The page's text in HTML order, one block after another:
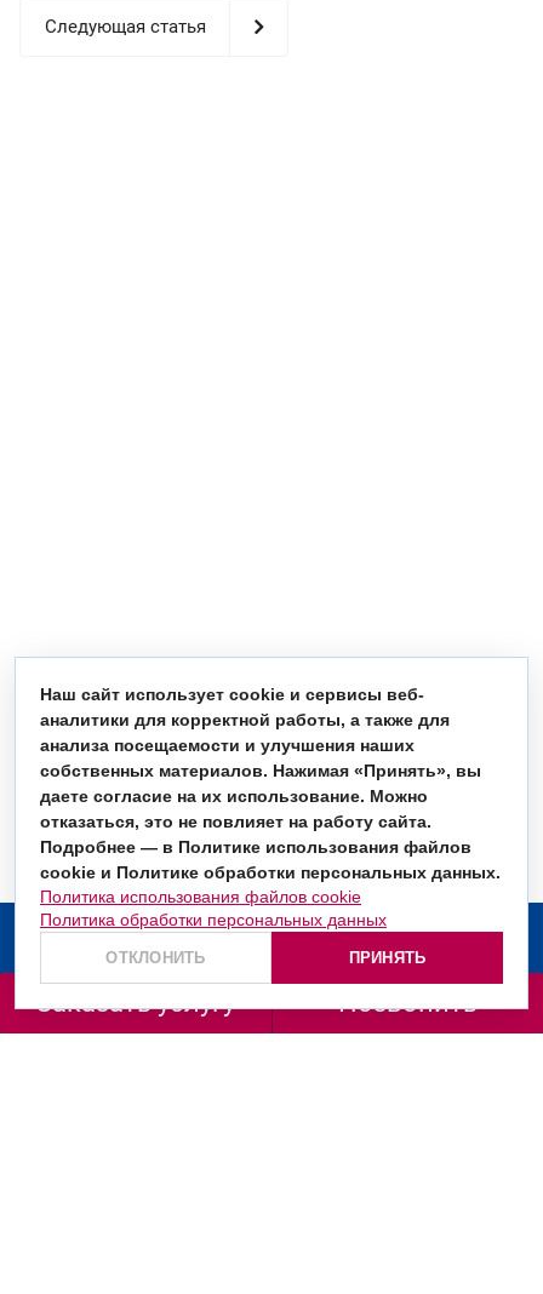
Заказать услугу Позвонить
Следующая статья
О компании
Наш сайт использует cookie и сервисы веб-
аналитики для корректной работы, а также для
анализа посещаемости и улучшения наших
собственных материалов. Нажимая «Принять», вы
даете согласие на их использование. Можно
отказаться, это не повлияет на работу сайта.
Подробнее — в Политике использования файлов
cookie и Политике обработки персональных данных.
Политика использования файлов cookie
Политика обработки персональных данных
ОТКЛОНИТЬ ПРИНЯТЬ